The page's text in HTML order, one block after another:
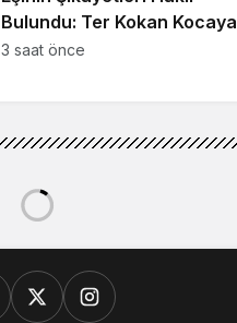
Bulundu: Ter Kokan Kocaya
360 Bin TL Tazminat
3 saat önce